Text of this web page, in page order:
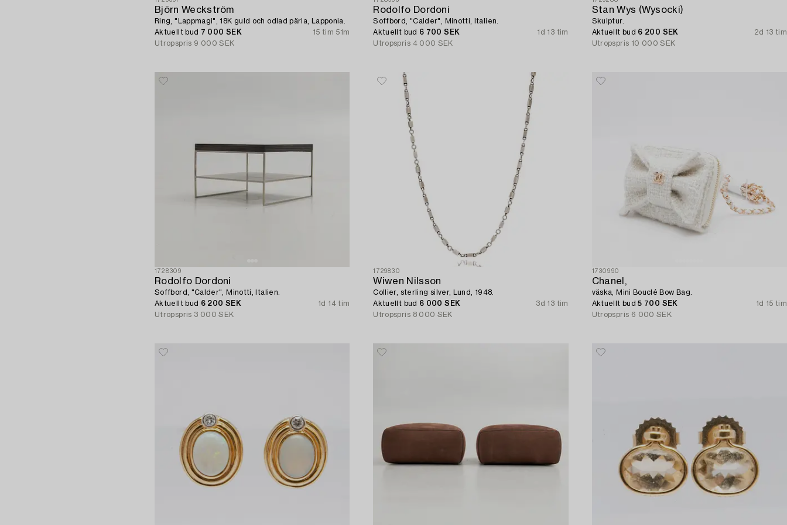
Björn Weckström
Ring, "Lappmagi", 18K guld och odlad pärla, Lapponia.
Aktuellt bud 7 000 SEK
15 tim 51m
Utropspris 9 000 SEK
Rodolfo Dordoni
Soffbord, "Calder", Minotti, Italien.
Aktuellt bud 6 700 SEK
1d 13 tim
Utropspris 4 000 SEK
Stan Wys (Wysocki)
Skulptur.
Aktuellt bud 6 200 SEK
2d 13 tim
Utropspris 10 000 SEK
1728309
Rodolfo Dordoni
Soffbord, "Calder", Minotti, Italien.
Aktuellt bud 6 200 SEK
1d 14 tim
Utropspris 3 000 SEK
1729830
Wiwen Nilsson
Collier, sterling silver, Lund, 1948.
Aktuellt bud 6 000 SEK
3d 13 tim
Utropspris 8 000 SEK
1730990
Chanel,
väska, Mini Bouclé Bow Bag.
Aktuellt bud5 700 SEK
1d 15 tim
Utropspris 6 000 SEK